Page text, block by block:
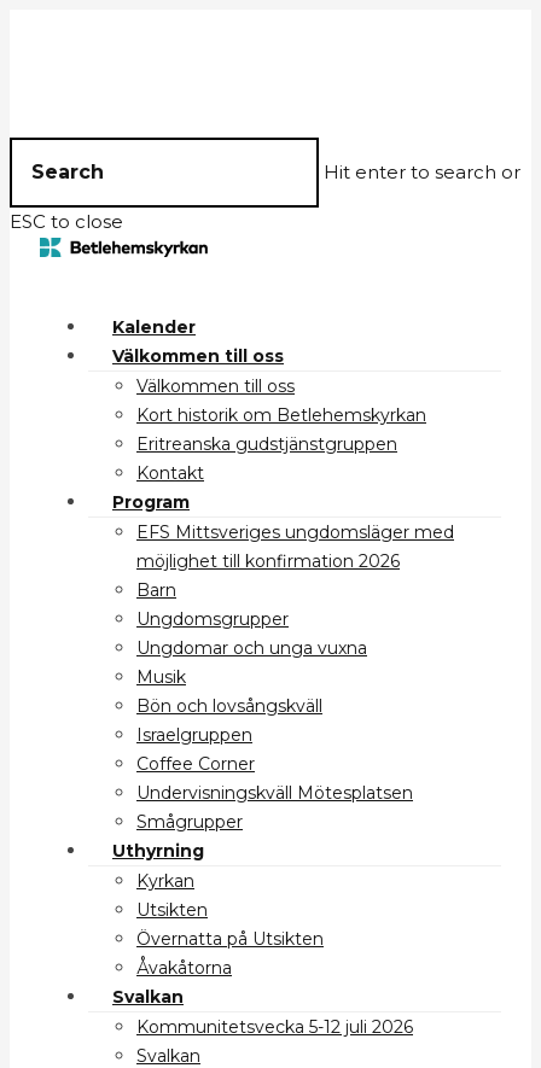
Hit enter to search or
ESC to close
Kalender
Välkommen till oss
Välkommen till oss
Kort historik om Betlehemskyrkan
Eritreanska gudstjänstgruppen
Kontakt
Program
EFS Mittsveriges ungdomsläger med
möjlighet till konfirmation 2026
Barn
Ungdomsgrupper
Ungdomar och unga vuxna
Musik
Bön och lovsångskväll
Israelgruppen
Coffee Corner
Undervisningskväll Mötesplatsen
Smågrupper
Uthyrning
Kyrkan
Utsikten
Övernatta på Utsikten
Åvakåtorna
Svalkan
Kommunitetsvecka 5-12 juli 2026
Svalkan